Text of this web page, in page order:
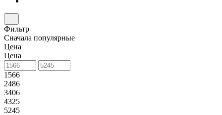
Фильтр
Сначала популярные
Цена
Цена
1566
2486
3406
4325
5245